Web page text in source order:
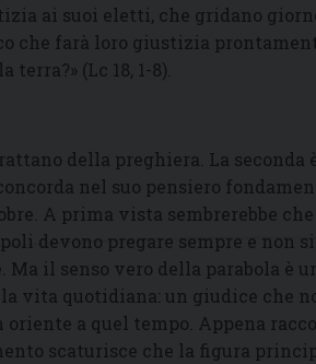
ai suoi eletti, che gridano
che farà loro giustizia
(Lc 18, 1-8).
della preghiera. La seconda
nel suo pensiero
A prima vista sembrerebbe
devono pregare sempre e non si
il senso vero della parabola è
vita quotidiana: un giudice che
a quel tempo. Appena
scaturisce che la figura